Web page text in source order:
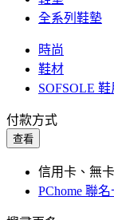
全系列鞋墊
時尚
鞋材
SOFSOLE
付款方式
查看
信用卡、無
PChome 聯